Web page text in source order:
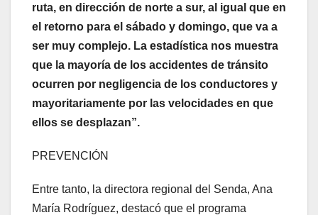
ruta, en dirección de norte a sur, al igual que en
el retorno para el sábado y domingo, que va a
ser muy complejo. La estadística nos muestra
que la mayoría de los accidentes de tránsito
ocurren por negligencia de los conductores y
mayoritariamente por las velocidades en que
ellos se desplazan”.
PREVENCIÓN
Entre tanto, la directora regional del Senda, Ana
María Rodríguez, destacó que el programa